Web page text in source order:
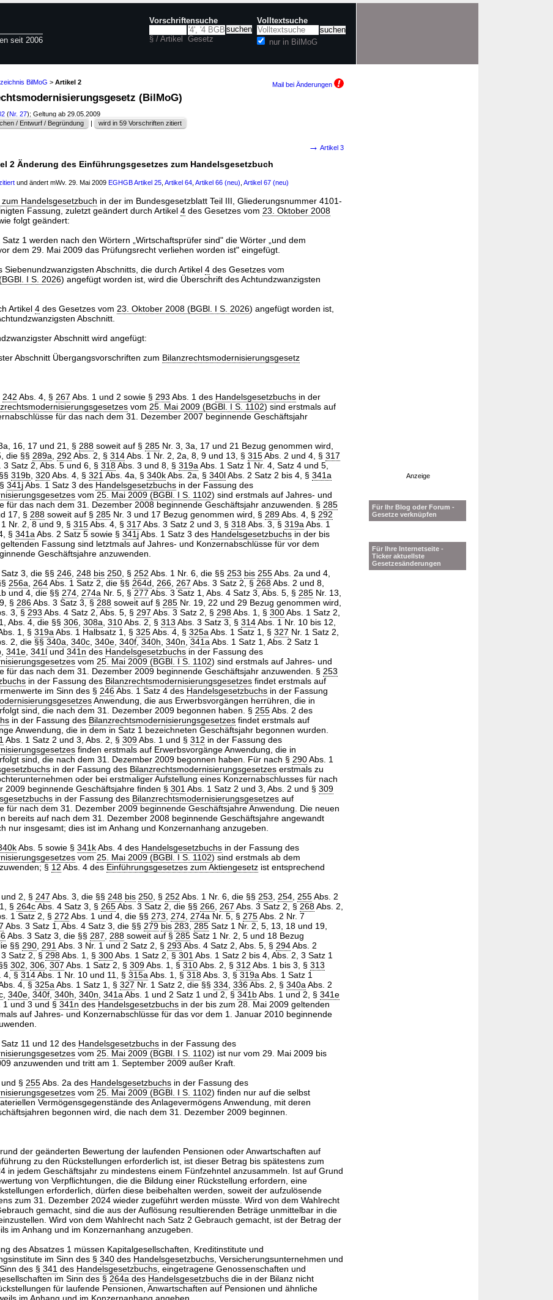
seit 2006
Vorschriftensuche
§ / Artikel Gesetz
Volltextsuche
nur in BilMoG
BilMoG > Artikel 2 Mail bei Änderungen
(BilMoG)
(Nr. 27); Geltung ab 29.05.2009
/ Entwurf / Begründung | wird in 59 Vorschriften zitiert
→ Artikel 3
2 Änderung des Einführungsgesetzes zum Handelsgesetzbuch
und ändert mWv. 29. Mai 2009 EGHGBArtikel 25 Artikel 64 Artikel 66 (neu) Artikel 67 (neu)
Handelsgesetzbuch in der im Bundesgesetzblatt Teil III, Gliederungsnummer 4101-
Fassung, zuletzt geändert durch Artikel 4 des Gesetzes vom 23. Oktober 2008
folgt geändert:
1 werden nach den Wörtern „Wirtschaftsprüfer sind" die Wörter „und dem
dem 29. Mai 2009 das Prüfungsrecht verliehen worden ist" eingefügt.
Siebenundzwanzigsten Abschnitts, die durch Artikel 4des Gesetzes vom
I S. 2026) angefügt worden ist, wird die Überschrift des Achtundzwanzigsten
Artikel 4des Gesetzes vom 23. Oktober 2008 (BGBl. I S. 2026) angefügt worden ist,
Abschnitt.
Abschnitt wird angefügt:
Abschnitt Übergangsvorschriften zum Bilanzrechtsmodernisierungsgesetz
242 Abs. 4, § 267 Abs. 1 und 2 sowie § 293 Abs. 1 des Handelsgesetzbuchsin der
vom 25. Mai 2009 (BGBl. I S. 1102) sind erstmals auf
für das nach dem 31. Dezember 2007 beginnende Geschäftsjahr
16, 17 und 21, § 288soweit auf § 285Nr. 3, 3a, 17 und 21 Bezug genommen wird,
die §§ 289a 292 Abs. 2, § 314Abs. 1 Nr. 2, 2a, 8, 9 und 13, § 315Abs. 2 und 4, § 317
3 Satz 2, Abs. 5 und 6, § 318Abs. 3 und 8, § 319a Abs. 1 Satz 1 Nr. 4, Satz 4 und 5,
319b, 320Abs. 4, § 321 Abs. 4a, § 340kAbs. 2a, § 340lAbs. 2 Satz 2 bis 4, § 341a
341jAbs. 1 Satz 3 des Handelsgesetzbuchsin der Fassung des
vom 25. Mai 2009 (BGBl. I S. 1102) sind erstmals auf Jahres- und
für das nach dem 31. Dezember 2008 beginnende Geschäftsjahr anzuwenden. § 285
17, § 288soweit auf § 285Nr. 3 und 17 Bezug genommen wird, § 289Abs. 4, § 292
Nr. 2, 8 und 9, § 315Abs. 4, § 317 Abs. 3 Satz 2 und 3, § 318Abs. 3, § 319a Abs. 1
§ 341a Abs. 2 Satz 5 sowie § 341jAbs. 1 Satz 3 des Handelsgesetzbuchsin der bis
Fassung sind letztmals auf Jahres- und Konzernabschlüsse für vor dem
Geschäftsjahre anzuwenden.
3, die §§ 246, 248 bis 250, § 252 Abs. 1 Nr. 6, die §§ 253 bis 255Abs. 2a und 4,
256a 264Abs. 1 Satz 2, die §§ 264d 266, 267 Abs. 3 Satz 2, § 268Abs. 2 und 8,
und 4, die §§ 274, 274a Nr. 5, § 277 Abs. 3 Satz 1, Abs. 4 Satz 3, Abs. 5, § 285Nr. 13,
§ 286Abs. 3 Satz 3, § 288soweit auf § 285Nr. 19, 22 und 29 Bezug genommen wird,
3, § 293 Abs. 4 Satz 2, Abs. 5, § 297 Abs. 3 Satz 2, § 298Abs. 1, § 300Abs. 1 Satz 2,
Abs. 4, die §§ 306, 308a 310Abs. 2, § 313 Abs. 3 Satz 3, § 314Abs. 1 Nr. 10 bis 12,
1, § 319a Abs. 1 Halbsatz 1, § 325Abs. 4, § 325a Abs. 1 Satz 1, § 327 Nr. 1 Satz 2,
2, die §§ 340a 340c, 340e, 340f, 340h 340n 341a Abs. 1 Satz 1, Abs. 2 Satz 1
, 341e, 341lund 341n des Handelsgesetzbuchsin der Fassung des
vom 25. Mai 2009 (BGBl. I S. 1102) sind erstmals auf Jahres- und
für das nach dem 31. Dezember 2009 beginnende Geschäftsjahr anzuwenden. § 253
in der Fassung des Bilanzrechtsmodernisierungsgesetzesfindet erstmals auf
im Sinn des § 246Abs. 1 Satz 4 des Handelsgesetzbuchsin der Fassung
Anwendung, die aus Erwerbsvorgängen herrühren, die in
sind, die nach dem 31. Dezember 2009 begonnen haben. § 255Abs. 2 des
in der Fassung des Bilanzrechtsmodernisierungsgesetzesfindet erstmals auf
Anwendung, die in dem in Satz 1 bezeichneten Geschäftsjahr begonnen wurden.
Abs. 1 Satz 2 und 3, Abs. 2, § 309Abs. 1 und § 312 in der Fassung des
finden erstmals auf Erwerbsvorgänge Anwendung, die in
sind, die nach dem 31. Dezember 2009 begonnen haben. Für nach § 290Abs. 1
in der Fassung des Bilanzrechtsmodernisierungsgesetzeserstmals zu
oder bei erstmaliger Aufstellung eines Konzernabschlusses für nach
2009 beginnende Geschäftsjahre finden § 301 Abs. 1 Satz 2 und 3, Abs. 2 und § 309
in der Fassung des Bilanzrechtsmodernisierungsgesetzesauf
für nach dem 31. Dezember 2009 beginnende Geschäftsjahre Anwendung. Die neuen
bereits auf nach dem 31. Dezember 2008 beginnende Geschäftsjahre angewandt
nur insgesamt; dies ist im Anhang und Konzernanhang anzugeben.
Abs. 5 sowie § 341kAbs. 4 des Handelsgesetzbuchsin der Fassung des
vom 25. Mai 2009 (BGBl. I S. 1102) sind erstmals ab dem
§ 12 Abs. 4 des Einführungsgesetzes zum Aktiengesetzist entsprechend
2, § 247 Abs. 3, die §§ 248 bis 250, § 252 Abs. 1 Nr. 6, die §§ 253 254, 255Abs. 2
§ 264cAbs. 4 Satz 3, § 265Abs. 3 Satz 2, die §§ 266, 267 Abs. 3 Satz 2, § 268Abs. 2,
1 Satz 2, § 272 Abs. 1 und 4, die §§ 273 274, 274a Nr. 5, § 275Abs. 2 Nr. 7
Abs. 3 Satz 1, Abs. 4 Satz 3, die §§ 279 bis 283 285Satz 1 Nr. 2, 5, 13, 18 und 19,
Abs. 3 Satz 3, die §§ 287 288soweit auf § 285Satz 1 Nr. 2, 5 und 18 Bezug
§§ 290, 291 Abs. 3 Nr. 1 und 2 Satz 2, § 293 Abs. 4 Satz 2, Abs. 5, § 294Abs. 2
Satz 2, § 298Abs. 1, § 300Abs. 1 Satz 2, § 301 Abs. 1 Satz 2 bis 4, Abs. 2, 3 Satz 1
302 306, 307 Abs. 1 Satz 2, § 309Abs. 1, § 310Abs. 2, § 312 Abs. 1 bis 3, § 313
4, § 314Abs. 1 Nr. 10 und 11, § 315a Abs. 1, § 318Abs. 3, § 319a Abs. 1 Satz 1
4, § 325a Abs. 1 Satz 1, § 327 Nr. 1 Satz 2, die §§ 334, 336Abs. 2, § 340a Abs. 2
, 340e, 340f, 340h 340n 341a Abs. 1 und 2 Satz 1 und 2, § 341bAbs. 1 und 2, § 341e
und 3 und § 341n des Handelsgesetzbuchsin der bis zum 28. Mai 2009 geltenden
auf Jahres- und Konzernabschlüsse für das vor dem 1. Januar 2010 beginnende
11 und 12 des Handelsgesetzbuchsin der Fassung des
vom 25. Mai 2009 (BGBl. I S. 1102) ist nur vom 29. Mai 2009 bis
anzuwenden und tritt am 1. September 2009 außer Kraft.
§ 255Abs. 2a des Handelsgesetzbuchsin der Fassung des
vom 25. Mai 2009 (BGBl. I S. 1102) finden nur auf die selbst
Vermögensgegenstände des Anlagevermögens Anwendung, mit deren
begonnen wird, die nach dem 31. Dezember 2009 beginnen.
der geänderten Bewertung der laufenden Pensionen oder Anwartschaften auf
zu den Rückstellungen erforderlich ist, ist dieser Betrag bis spätestens zum
in jedem Geschäftsjahr zu mindestens einem Fünfzehntel anzusammeln. Ist auf Grund
von Verpflichtungen, die die Bildung einer Rückstellung erfordern, eine
erforderlich, dürfen diese beibehalten werden, soweit der aufzulösende
zum 31. Dezember 2024 wieder zugeführt werden müsste. Wird von dem Wahlrecht
gemacht, sind die aus der Auflösung resultierenden Beträge unmittelbar in die
Wird von dem Wahlrecht nach Satz 2 Gebrauch gemacht, ist der Betrag der
im Anhang und im Konzernanhang anzugeben.
des Absatzes 1 müssen Kapitalgesellschaften, Kreditinstitute und
im Sinn des § 340des Handelsgesetzbuchs, Versicherungsunternehmen und
des § 341 des Handelsgesetzbuchs, eingetragene Genossenschaften und
im Sinn des § 264a des Handelsgesetzbuchsdie in der Bilanz nicht
für laufende Pensionen, Anwartschaften auf Pensionen und ähnliche
Anzeige
Für Ihr Blog oder Forum -
Gesetze verknüpfen
Für Ihre Internetseite -
Ticker aktuellste
Gesetzesänderungen